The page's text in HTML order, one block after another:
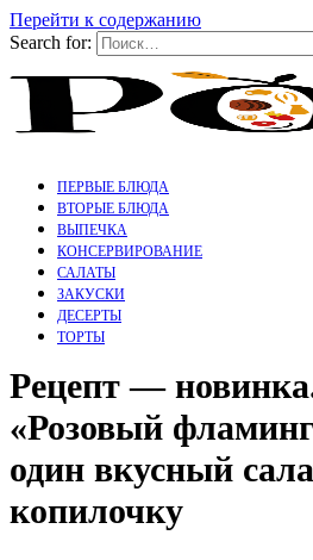
Перейти к содержанию
Search for:
ПЕРВЫЕ БЛЮДА
ВТОРЫЕ БЛЮДА
ВЫПЕЧКА
КОНСЕРВИРОВАНИЕ
САЛАТЫ
ЗАКУСКИ
ДЕСЕРТЫ
ТОРТЫ
Рецепт —
«Розовый
один вкусный
копилочку